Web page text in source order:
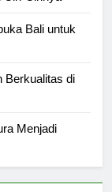
Bali untuk
di
Menjadi